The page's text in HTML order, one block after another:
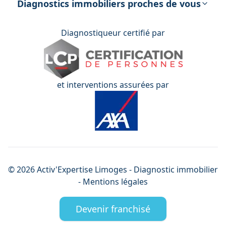
Diagnostics immobiliers proches de vous
Diagnostiqueur certifié par
et interventions assurées par
©2026Activ'Expertise Limoges - Diagnostic immobilier
- Mentions légales
Devenir franchisé